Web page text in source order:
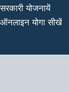
सरकारी योजनायें
ऑनलाइन योगा सीखें